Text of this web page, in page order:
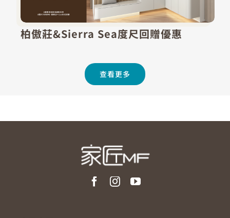
柏傲莊&Sierra Sea度尺回贈優惠
查看更多